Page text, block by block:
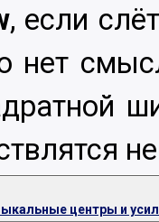
, если
нет
центры и